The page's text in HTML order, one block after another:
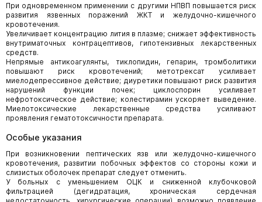
При одновременном применении с другими НПВП повышается риск
развития язвенных поражений ЖКТ и желудочно-кишечного
кровотечения.
Увеличивает концентрацию лития в плазме; снижает эффективность
внутриматочных контрацептивов, гипотензивных лекарственных
средств.
Непрямые антикоагулянты, тиклопидин, гепарин, тромболитики
повышают риск кровотечений; метотрексат усиливает
миелодепрессивное действие; диуретики повышают риск развития
нарушений функции почек; циклоспорин усиливает
нефротоксическое действие; колестирамин ускоряет выведение.
Миелотоксические лекарственные средства усиливают
проявления гематотоксичности препарата.
Особые указания
При возникновении пептических язв или желудочно-кишечного
кровотечения, развитии побочных эффектов со стороны кожи и
слизистых оболочек препарат следует отменить.
У больных с уменьшением ОЦК и сниженной клубочковой
фильтрацией (дегидратация, хроническая сердечная